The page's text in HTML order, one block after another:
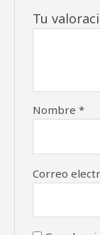
Tu
Nombre*
Correo